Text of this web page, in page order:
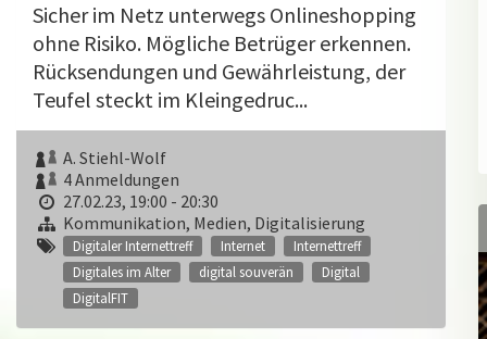
Sicher im Netz unterwegs Onlineshopping
ohne Risiko. Mögliche Betrüger erkennen.
Rücksendungen und Gewährleistung, der
Teufel steckt im Kleingedruc...
A. Stiehl-Wolf
4 Anmeldungen
27.02.23, 19:00 - 20:30
Kommunikation, Medien, Digitalisierung
Digitaler Internettreff Internet
Internettreff
Digitales im Alter
digital souverän
Digital
DigitalFIT